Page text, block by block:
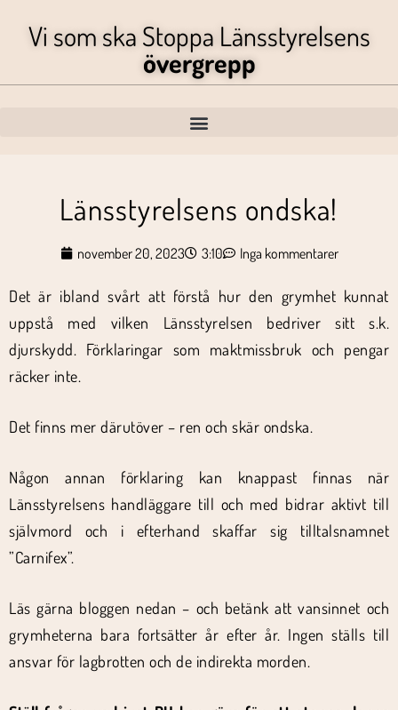
Vi som ska Stoppa Länsstyrelsens
övergrepp
Länsstyrelsens ondska!
november 20, 2023 3:10 Inga kommentarer
Det är ibland svårt att förstå hur den grymhet kunnat
uppstå med vilken Länsstyrelsen bedriver sitt s.k.
djurskydd. Förklaringar som maktmissbruk och pengar
räcker inte.
Det finns mer därutöver – ren och skär ondska.
Någon annan förklaring kan knappast finnas när
Länsstyrelsens handläggare till och med bidrar aktivt till
självmord och i efterhand skaffar sig tilltalsnamnet
”Carnifex”.
Läs gärna bloggen nedan – och betänk att vansinnet och
grymheterna bara fortsätter år efter år. Ingen ställs till
ansvar för lagbrotten och de indirekta morden.